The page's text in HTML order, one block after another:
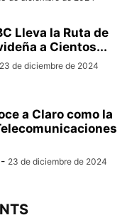
Lleva la Ruta de
a Cientos...
23 de diciembre de 2024
a Claro como la
- 23 de diciembre de 2024